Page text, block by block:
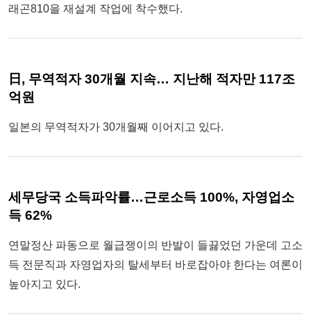
래곤810을 재설계 작업에 착수했다.
日, 무역적자 30개월 지속… 지난해 적자만 117조
억원
일본의 무역적자가 30개월째 이어지고 있다.
세무당국 소득파악률…근로소득 100%, 자영업소
득 62%
연말정산 파동으로 월급쟁이의 반발이 들끓었던 가운데 고소
득 전문직과 자영업자의 탈세부터 바로잡아야 한다는 여론이
높아지고 있다.